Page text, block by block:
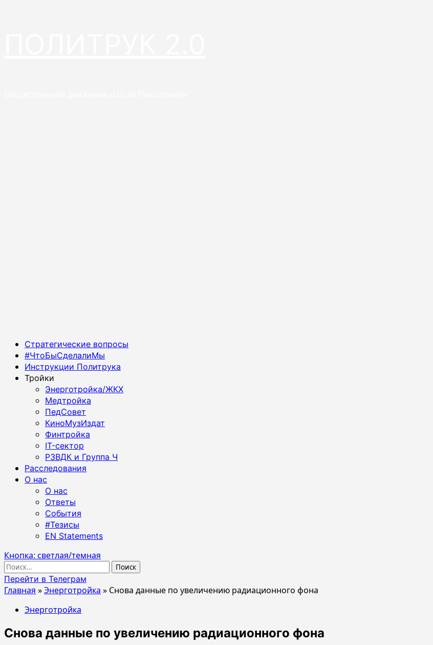
Основное
меню
Стратегические вопросы
#ЧтоБыСделалиМы
Инструкции Политрука
Тройки
Энерготройка/ЖКХ
Медтройка
ПедСовет
КиноМузИздат
Финтройка
IT-сектор
РЗВДК и Группа Ч
Расследования
О нас
О нас
Ответы
События
#Тезисы
EN Statements
Кнопка: светлая/темная
Найти:
Перейти в Телеграм
Главная »Энерготройка » Cнова данные по увеличению радиационного фона
Энерготройка
Cнова данные по увеличению радиационного фона